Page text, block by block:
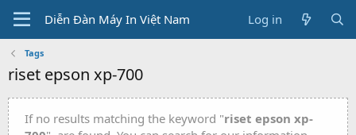
Diễn Đàn Máy In Việt Nam Log in
Tags
riset epson xp-700
If no results matching the keyword "riset epson xp-